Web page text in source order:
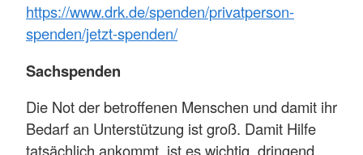
https://www.drk.de/spenden/privatperson-
spenden/jetzt-spenden/
Sachspenden
Die Not der betroffenen Menschen und damit ihr
Bedarf an Unterstützung ist groß. Damit Hilfe
tatsächlich ankommt, ist es wichtig, dringend